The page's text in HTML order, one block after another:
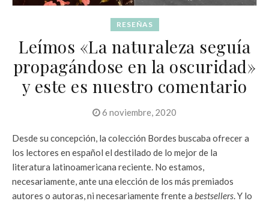
RESEÑAS
Leímos «La naturaleza seguía
propagándose en la oscuridad»
y este es nuestro comentario
6 noviembre, 2020
Desde su concepción, la colección Bordes buscaba ofrecer a
los lectores en español el destilado de lo mejor de la
literatura latinoamericana reciente. No estamos,
necesariamente, ante una elección de los más premiados
autores o autoras, ni necesariamente frente a bestsellers. Y lo